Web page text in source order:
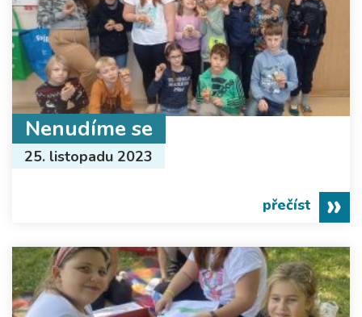
Nenudíme se
25. listopadu 2023
přečíst